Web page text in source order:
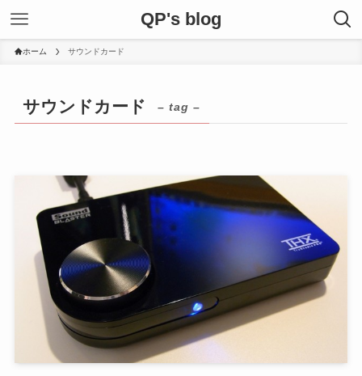
QP's blog
ホーム サウンドカード
サウンドカード – tag –